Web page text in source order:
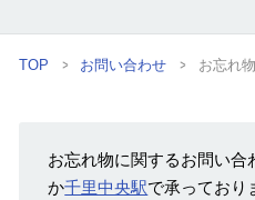
TOP お問い合わせ お忘れ
お忘れ物に関するお問い合
か千里中央駅で承っており